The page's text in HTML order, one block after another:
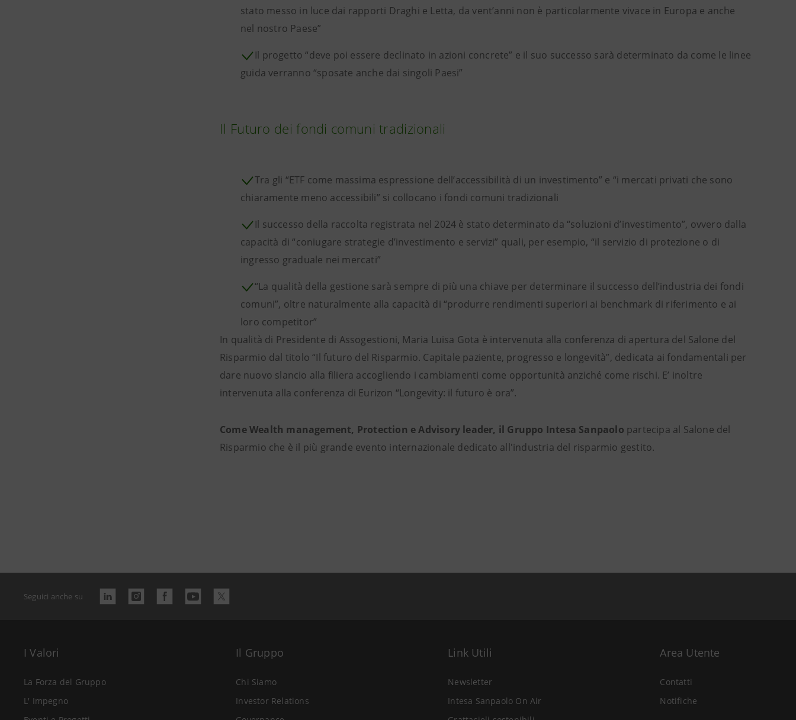
stato messo in luce dai rapporti Draghi e Letta, da vent’anni non è particolarmente vivace in Europa e anche
nel nostro Paese”
Il progetto “deve poi essere declinato in azioni concrete” e il suo successo sarà determinato da come le linee
guida verranno “sposate anche dai singoli Paesi”
Il Futuro dei fondi comuni tradizionali
Tra gli “ETF come massima espressione dell’accessibilità di un investimento” e “i mercati privati che sono
chiaramente meno accessibili” si collocano i fondi comuni tradizionali
Il successo della raccolta registrata nel 2024 è stato determinato da “soluzioni d’investimento”, ovvero dalla
capacità di “coniugare strategie d’investimento e servizi” quali, per esempio, “il servizio di protezione o di
ingresso graduale nei mercati”
“La qualità della gestione sarà sempre di più una chiave per determinare il successo dell’industria dei fondi
comuni”, oltre naturalmente alla capacità di “produrre rendimenti superiori ai benchmark di riferimento e ai
loro competitor”
In qualità di Presidente di Assogestioni, Maria Luisa Gota è intervenuta alla conferenza di apertura del Salone del
Risparmio dal titolo “Il futuro del Risparmio. Capitale paziente, progresso e longevità”, dedicata ai fondamentali per
dare nuovo slancio alla filiera accogliendo i cambiamenti come opportunità anziché come rischi. E’ inoltre
intervenuta alla conferenza di Eurizon “Longevity: il futuro è ora”.
Come Wealth management, Protection e Advisory leader, il Gruppo Intesa Sanpaolo partecipa al Salone del
Risparmio che è il più grande evento internazionale dedicato all'industria del risparmio gestito.
Seguici anche su
I Valori
La Forza del Gruppo
L' Impegno
Il Gruppo
Chi Siamo
Investor Relations
Link Utili
Newsletter
Intesa Sanpaolo On Air
Area Utente
Contatti
Notifiche